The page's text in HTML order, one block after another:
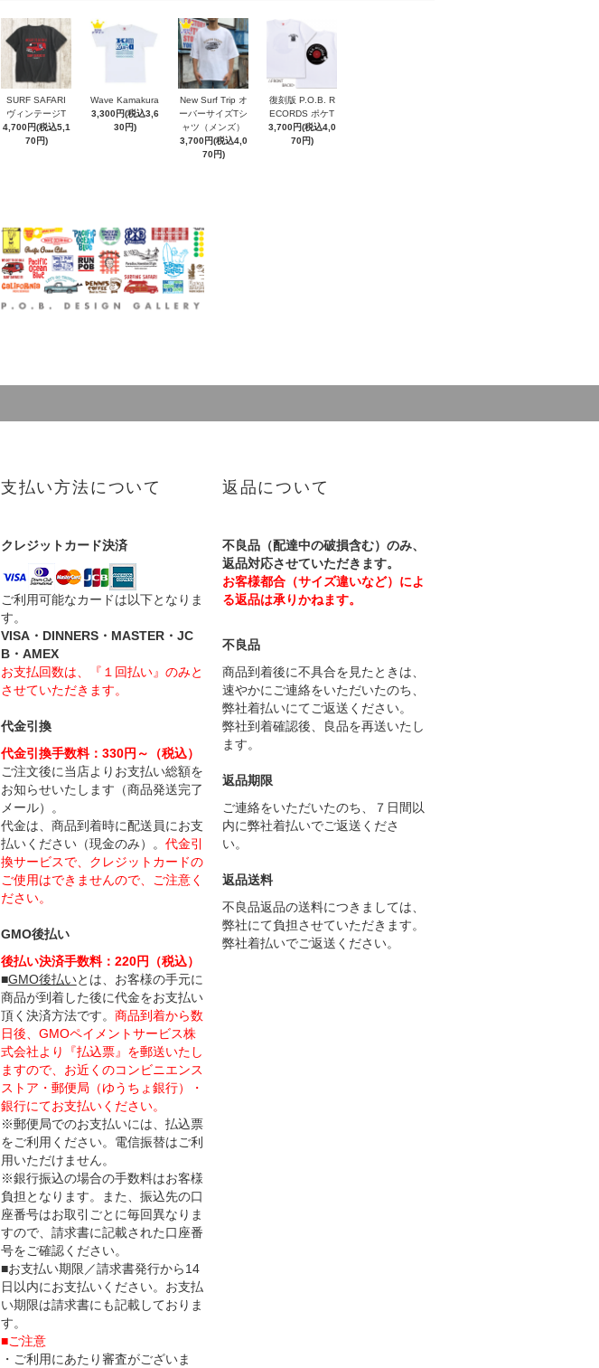
SURF SAFARI
ヴィンテージT
4,700円(税込5,1
70円)
Wave Kamakura
3,300円(税込3,6
30円)
New Surf Trip オ
ーバーサイズTシ
ャツ（メンズ）
3,700円(税込4,0
70円)
復刻版 P.O.B. R
ECORDS ポケT
3,700円(税込4,0
70円)
支払い方法について
クレジットカード決済
ご利用可能なカードは以下となりま
す。
VISA・DINNERS・MASTER・JC
B・AMEX
お支払回数は、『１回払い』のみと
させていただきます。
代金引換
代金引換手数料：330円～（税込）
ご注文後に当店よりお支払い総額を
お知らせいたします（商品発送完了
メール）。
代金は、商品到着時に配送員にお支
払いください（現金のみ）。 代金引
換サービスで、クレジットカードの
ご使用はできませんので、ご注意く
ださい。
GMO後払い
後払い決済手数料：220円（税込）
■GMO後払いとは、お客様の手元に
商品が到着した後に代金をお支払い
頂く決済方法です。 商品到着から数
日後、GMOペイメントサービス株
式会社より『払込票』を郵送いたし
ますので、お近くのコンビニエンス
ストア・郵便局（ゆうちょ銀行）・
銀行にてお支払いください。
※郵便局でのお支払いには、払込票
をご利用ください。電信振替はご利
用いただけません。
※銀行振込の場合の手数料はお客様
負担となります。また、振込先の口
座番号はお取引ごとに毎回異なりま
すので、請求書に記載された口座番
号をご確認ください。
■お支払い期限／請求書発行から14
日以内にお支払いください。お支払
い期限は請求書にも記載しておりま
す。
■ご注意
・ご利用にあたり審査がございま
返品について
不良品（配達中の破損含む）のみ、
返品対応させていただきます。
お客様都合（サイズ違いなど）によ
る返品は承りかねます。
不良品
商品到着後に不具合を見たときは、
速やかにご連絡をいただいたのち、
弊社着払いにてご返送ください。
弊社到着確認後、良品を再送いたし
ます。
返品期限
ご連絡をいただいたのち、７日間以
内に弊社着払いでご返送くださ
い。
返品送料
不良品返品の送料につきましては、
弊社にて負担させていただきます。
弊社着払いでご返送ください。